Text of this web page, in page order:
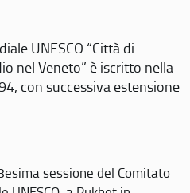
UNESCO “Città di
nel Veneto” è iscritto nella
con successiva estensione
sessione del Comitato